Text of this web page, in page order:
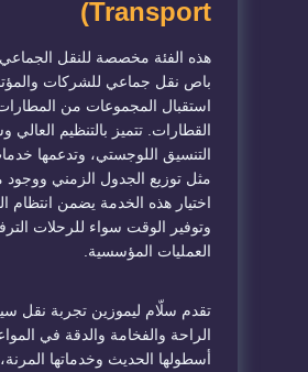
Transport)
هذه الفئة مخصصة للنقل
باص نقل جماعي للشركات
استقبال المجموعات من
القطارات. تتميز بالتنظيم العالي
التنسيق اللوجستي، وتدعمها
مثل توزيع الجدول الزمني
اختيار هذه الخدمة يضمن انتظام
وتوفير الوقت سواء للرحلات
العمليات المؤسسية.
تقدم سلّام ليموزين تجربة نقل
الراحة والفخامة والدقة في
أسطولها الحديث وخدماتها